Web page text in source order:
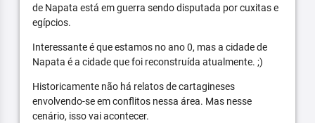
de Napata está em guerra sendo disputada por cuxitas e
egípcios.
Interessante é que estamos no ano 0, mas a cidade de
Napata é a cidade que foi reconstruída atualmente. ;)
Historicamente não há relatos de cartagineses
envolvendo-se em conflitos nessa área. Mas nesse
cenário, isso vai acontecer.